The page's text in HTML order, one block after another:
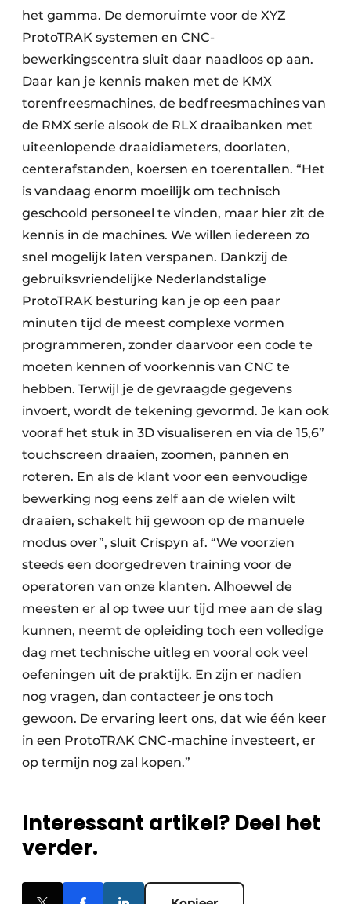
het gamma. De demoruimte voor de XYZ
ProtoTRAK systemen en CNC-
bewerkingscentra sluit daar naadloos op aan.
Daar kan je kennis maken met de KMX
torenfreesmachines, de bedfreesmachines van
de RMX serie alsook de RLX draaibanken met
uiteenlopende draaidiameters, doorlaten,
centerafstanden, koersen en toerentallen. “Het
is vandaag enorm moeilijk om technisch
geschoold personeel te vinden, maar hier zit de
kennis in de machines. We willen iedereen zo
snel mogelijk laten verspanen. Dankzij de
gebruiksvriendelijke Nederlandstalige
ProtoTRAK besturing kan je op een paar
minuten tijd de meest complexe vormen
programmeren, zonder daarvoor een code te
moeten kennen of voorkennis van CNC te
hebben. Terwijl je de gevraagde gegevens
invoert, wordt de tekening gevormd. Je kan ook
vooraf het stuk in 3D visualiseren en via de 15,6”
touchscreen draaien, zoomen, pannen en
roteren. En als de klant voor een eenvoudige
bewerking nog eens zelf aan de wielen wilt
draaien, schakelt hij gewoon op de manuele
modus over”, sluit Crispyn af. “We voorzien
steeds een doorgedreven training voor de
operatoren van onze klanten. Alhoewel de
meesten er al op twee uur tijd mee aan de slag
kunnen, neemt de opleiding toch een volledige
dag met technische uitleg en vooral ook veel
oefeningen uit de praktijk. En zijn er nadien
nog vragen, dan contacteer je ons toch
gewoon. De ervaring leert ons, dat wie één keer
in een ProtoTRAK CNC-machine investeert, er
op termijn nog zal kopen.”
Interessant artikel? Deel het
verder.